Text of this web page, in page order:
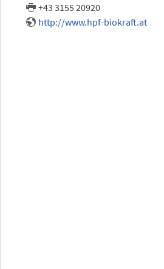
+43 3155 20920
http://www.hpf-biokraft.at